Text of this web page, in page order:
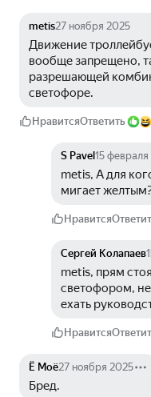
metis27 ноября 2025
Движение
вообще запрещено,
разрешающей
светофоре.
НравитсяОтветить
S Pavel 15
metis, А для
мигает
Нравится
Сергей Колапаев
metis, прям
светофором,
ехать
Нравится
Ё Моё27 ноября 2025
Бред.